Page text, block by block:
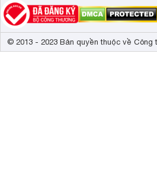
© 2013 - 2023 Bản quyền thuộc về Công